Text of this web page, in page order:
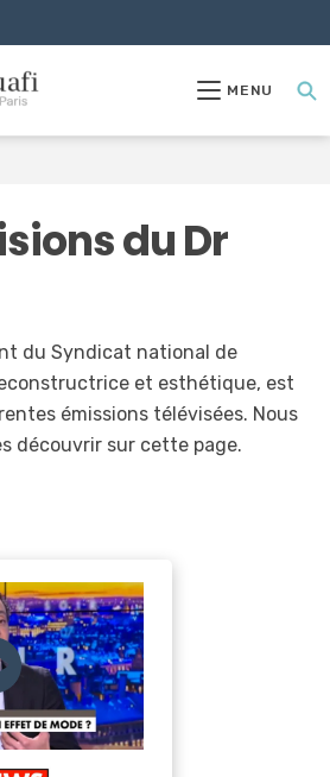
MENU
du Dr
du Syndicat national de
et esthétique, est
émissions télévisées. Nous
découvrir sur cette page.